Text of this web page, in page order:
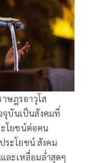
าษฎรอาวุโส
จุบันเป็นสังคมที่
โยชน์ต่อคน
ระโยชน์ สังคม
ละเหลื่อมล่ำสุดๆ